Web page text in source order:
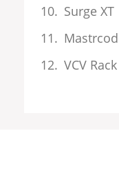
Surge XT
VCV